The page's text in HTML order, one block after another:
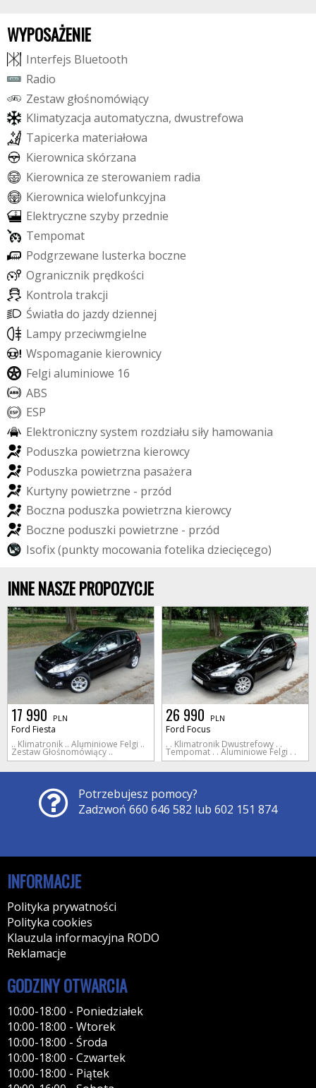
WYPOSAŻENIE
Interfejs Bluetooth
Radio
Zestaw głośnomówiący
Klimatyzacja automatyczna, dwustrefowa
Tapicerka materiałowa
Kierownica skórzana
Kierownica ze sterowaniem radia
Kierownica wielofunkcyjna
Elektryczne szyby przednie
Tempomat
Podgrzewane lusterka boczne
Ogranicznik prędkości
Kontrola trakcji
Światła do jazdydziennej
Lampy przeciwmgielne
Wspomaganie kierownicy
Felgi aluminiowe 16
ABS
ESP
Elektronicznysystem rozdziału siły hamowania
Poduszka powietrzna kierowcy
Poduszka powietrzna pasażera
Kurtyny powietrzne - przód
Boczna poduszka powietrzna kierowcy
Boczne poduszki powietrzne - przód
Isofix(punkty mocowania fotelika dziecięcego)
INNE NASZE PROPOZYCJE
17 990 PLN
Ford Fiesta
.. Klimatronik .. Aluminiowe Felgi ..
Zestaw Głośnomówiący ..
26 990 PLN
Ford Focus
. . Klimatronik Dwustrefowy . .
Tempomat . . Aluminiowe Felgi . .
Potrzebujesz pomocy?
Zadzwoń 660 646 582 lub 602 151 874
INFORMACJE
Polityka prywatności
Polityka cookies
Klauzula informacyjna RODO
Reklamacje
GODZINY OTWARCIA
10:00-18:00 - Poniedziałek
10:00-18:00 - Wtorek
10:00-18:00 - Środa
10:00-18:00 - Czwartek
10:00-18:00 - Piątek